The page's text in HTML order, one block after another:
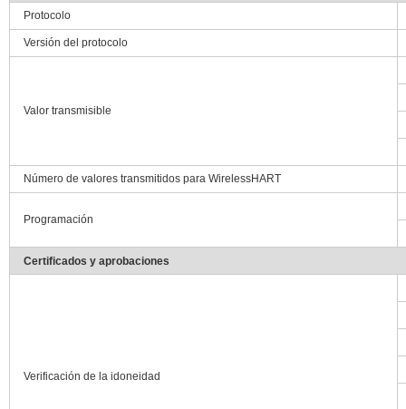
Protocolo
Versión del protocolo
Valor transmisible
Número de valores transmitidos para WirelessHART
Programación
Certificados y aprobaciones
Verificación de la idoneidad